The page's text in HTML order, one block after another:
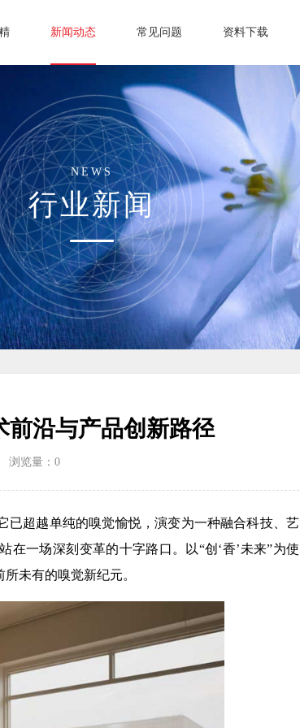
新闻动态 常见问题 资料下载
NEWS
行业新闻
前沿与产品创新路径
浏览量： 0
已超越单纯的嗅觉愉悦，演变为一种融合科技、艺
一场深刻变革的十字路口。以“创‘香’未来”为使
未有的嗅觉新纪元。